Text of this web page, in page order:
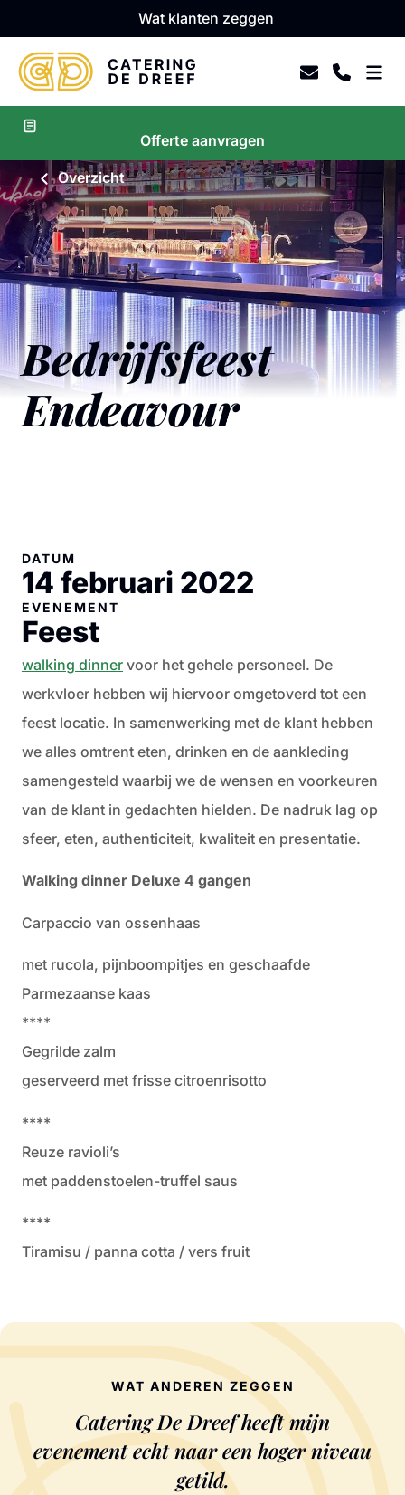
Wat klanten zeggen
Offerte aanvragen
Overzicht
Bedrijfsfeest
Endeavour
DATUM
14 februari 2022
EVENEMENT
Feest
walking dinner voor het gehele personeel. De
werkvloer hebben wij hiervoor omgetoverd tot een
feest locatie. In samenwerking met de klant hebben
we alles omtrent eten, drinken en de aankleding
samengesteld waarbij we de wensen en voorkeuren
van de klant in gedachten hielden. De nadruk lag op
sfeer, eten, authenticiteit, kwaliteit en presentatie.
Walking dinner Deluxe 4 gangen
Carpaccio van ossenhaas
met rucola, pijnboompitjes en geschaafde
Parmezaanse kaas
****
Gegrilde zalm
geserveerd met frisse citroenrisotto
****
Reuze ravioli’s
met paddenstoelen-truffel saus
****
Tiramisu / panna cotta / vers fruit
WAT ANDEREN ZEGGEN
Catering De Dreef heeft mijn
evenement echt naar een hoger niveau
getild.